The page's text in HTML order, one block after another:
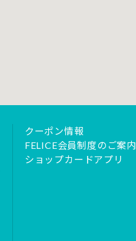
クーポン情報
FELICE会員制度のご案内
ショップカードアプリ